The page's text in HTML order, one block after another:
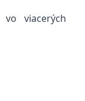
viacerých